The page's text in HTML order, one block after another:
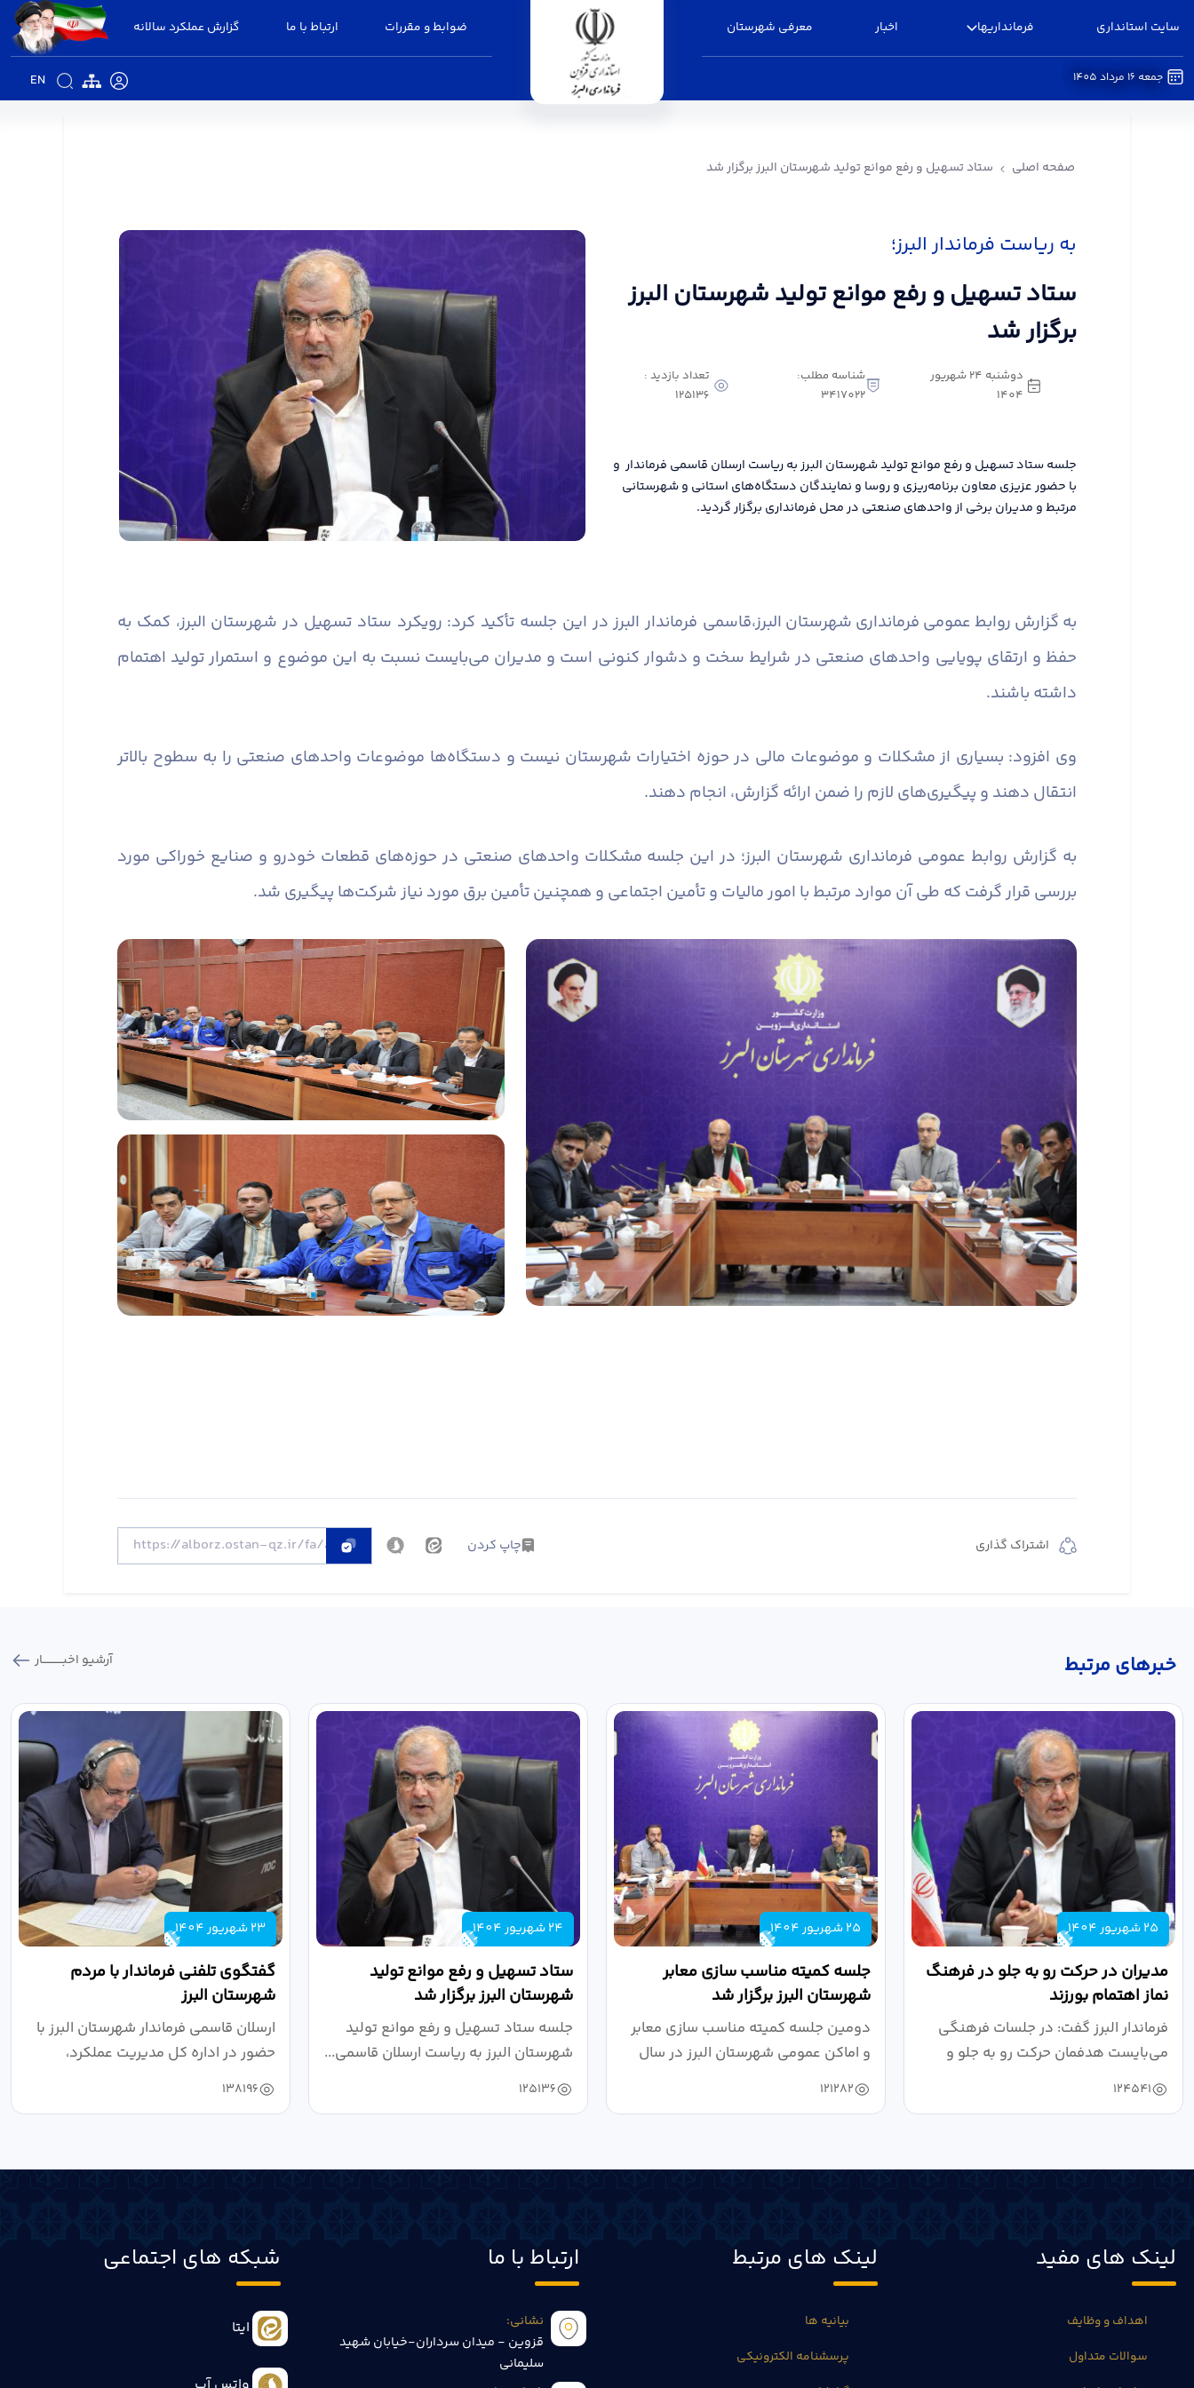
سایت استانداری فرمانداریها اخبار معرفی شهرستان ضوابط و مقررات ارتباط با ما گزارش عملکرد سالانه
EN جمعه 16 مرداد 1405
صفحه اصلی ستاد تسهیل و رفع موانع تولید شهرستان البرز برگزار شد
به ریاست فرماندار البرز؛
ستاد تسهیل و رفع موانع تولید شهرستان البرز
برگزار شد
دوشنبه 24 شهریور
1404
شناسه مطلب:
3417022
تعداد بازدید :
125136
جلسه ستاد تسهیل و رفع موانع تولید شهرستان البرز به ریاست ارسلان قاسمی فرماندار و
با حضور عزیزی معاون برنامه‌ریزی و روسا و نمایندگان دستگاه‌های استانی و شهرستانی
مرتبط و مدیران برخی از واحدهای صنعتی در محل فرمانداری برگزار گردید.
به گزارش روابط عمومی فرمانداری شهرستان البرز،قاسمی فرماندار البرز در این جلسه تأکید کرد: رویکرد ستاد تسهیل در شهرستان البرز، کمک به
حفظ و ارتقای پویایی واحدهای صنعتی در شرایط سخت و دشوار کنونی است و مدیران می‌بایست نسبت به این موضوع و استمرار تولید اهتمام
داشته باشند.
وی افزود: بسیاری از مشکلات و موضوعات مالی در حوزه اختیارات شهرستان نیست و دستگاه‌ها موضوعات واحدهای صنعتی را به سطوح بالاتر
انتقال دهند و پیگیری‌های لازم را ضمن ارائه گزارش، انجام دهند.
به گزارش روابط عمومی فرمانداری شهرستان البرز؛ در این جلسه مشکلات واحدهای صنعتی در حوزه‌های قطعات خودرو و صنایع خوراکی مورد
بررسی قرار گرفت که طی آن موارد مرتبط با امور مالیات و تأمین اجتماعی و همچنین تأمین برق مورد نیاز شرکت‌ها پیگیری شد.
اشتراک گذاری چاپ کردن
خبر‌های مرتبط آرشیو اخبـــــــــــار
25 شهریور 1404
مدیران در حرکت رو به جلو در فرهنگ
نماز اهتمام بورزند
فرماندار البرز گفت: در جلسات فرهنگی
می‌بایست هدفمان حرکت رو به جلو و
دستیابی...
124541
25 شهریور 1404
جلسه کمیته مناسب سازی معابر
شهرستان البرز برگزار شد
دومین جلسه کمیته مناسب سازی معابر
و اماکن عمومی شهرستان البرز در سال
۱۴۰۴ به...
121282
24 شهریور 1404
ستاد تسهیل و رفع موانع تولید
شهرستان البرز برگزار شد
جلسه ستاد تسهیل و رفع موانع تولید
شهرستان البرز به ریاست ارسلان قاسمی...
125136
23 شهریور 1404
گفتگوی تلفنی فرماندار با مردم
شهرستان البرز
ارسلان قاسمی فرماندار شهرستان البرز با
حضور در اداره کل مدیریت عملکرد،
بازرسی...
138196
لینک های مفید
اهداف و وظایف
سوالات متداول
لینک های مرتبط
بیانیه ها
پرسشنامه الکترونیکی
ارتباط با ما
نشانی:
قزوین - میدان سرداران-خیابان شهید
سلیمانی
شبکه های اجتماعی
ایتا